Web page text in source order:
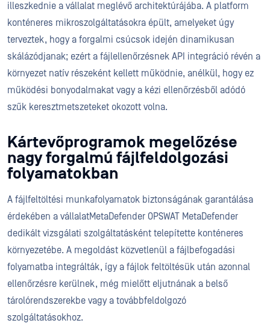
illeszkednie a vállalat meglévő architektúrájába. A platform
konténeres mikroszolgáltatásokra épült, amelyeket úgy
terveztek, hogy a forgalmi csúcsok idején dinamikusan
skálázódjanak; ezért a fájlellenőrzésnek API integráció révén a
környezet natív részeként kellett működnie, anélkül, hogy ez
működési bonyodalmakat vagy a kézi ellenőrzésből adódó
szűk keresztmetszeteket okozott volna.
Kártevőprogramok megelőzése
nagy forgalmú fájlfeldolgozási
folyamatokban
A fájlfeltöltési munkafolyamatok biztonságának garantálása
érdekében a vállalatMetaDefender OPSWAT MetaDefender
dedikált vizsgálati szolgáltatásként telepítette konténeres
környezetébe. A megoldást közvetlenül a fájlbefogadási
folyamatba integrálták, így a fájlok feltöltésük után azonnal
ellenőrzésre kerülnek, még mielőtt eljutnának a belső
tárolórendszerekbe vagy a továbbfeldolgozó
szolgáltatásokhoz.